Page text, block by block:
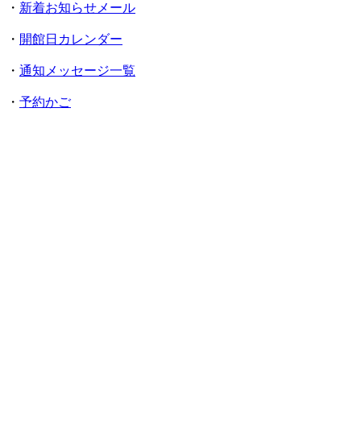
・ 新着お知らせメール
・ 開館日カレンダー
・ 通知メッセージ一覧
・ 予約かご